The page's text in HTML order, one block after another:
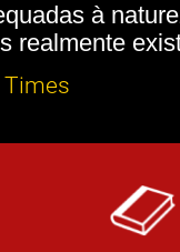
à
realmente
Times